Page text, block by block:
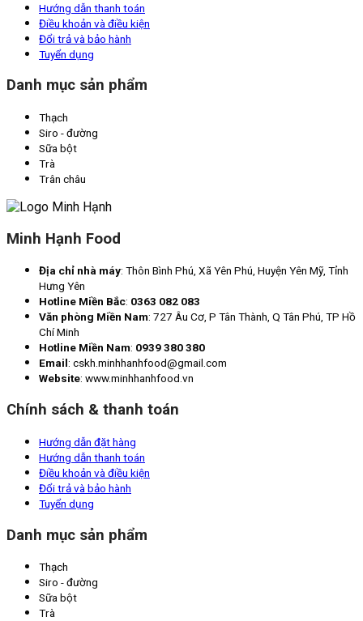
Hướng dẫn thanh toán
Điều khoản và điều kiện
Đổi trả và bảo hành
Tuyển dụng
Danh mục sản phẩm
Thạch
Siro - đường
Sữa bột
Trà
Trân châu
Minh Hạnh Food
Địa chỉ nhà máy: Thôn Bình Phú, Xã Yên Phú, Huyện Yên Mỹ, Tỉnh
Hưng Yên
Hotline Miền Bắc: 0363 082 083
Văn phòng Miền Nam: 727 Âu Cơ, P Tân Thành, Q Tân Phú, TP Hồ
Chí Minh
Hotline Miền Nam: 0939 380 380
Email: cskh.minhhanhfood@gmail.com
Website: www.minhhanhfood.vn
Chính sách & thanh toán
Hướng dẫn đặt hàng
Hướng dẫn thanh toán
Điều khoản và điều kiện
Đổi trả và bảo hành
Tuyển dụng
Danh mục sản phẩm
Thạch
Siro - đường
Sữa bột
Trà